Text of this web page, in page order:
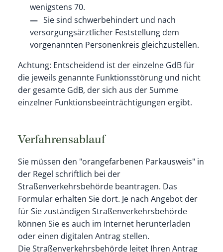
wenigstens 70.
Sie sind schwerbehindert und nach
versorgungsärztlicher Feststellung dem
vorgenannten Personenkreis gleichzustellen.
Achtung: Entscheidend ist der einzelne GdB für
die jeweils genannte Funktionsstörung und nicht
der gesamte GdB, der sich aus der Summe
einzelner Funktionsbeeinträchtigungen ergibt.
Verfahrensablauf
Sie müssen den "orangefarbenen Parkausweis" in
der Regel schriftlich bei der
Straßenverkehrsbehörde beantragen. Das
Formular erhalten Sie dort. Je nach Angebot der
für Sie zuständigen Straßenverkehrsbehörde
können Sie es auch im Internet herunterladen
oder einen digitalen Antrag stellen.
Die Straßenverkehrsbehörde leitet Ihren Antrag